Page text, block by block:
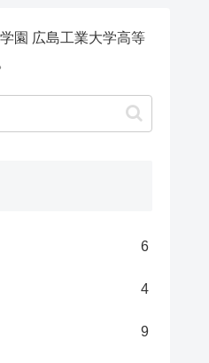
園 広島工業大学高等
6
4
9